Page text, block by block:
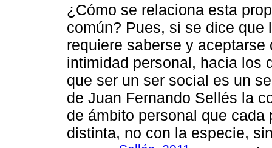
¿Cómo se relaciona esta
común? Pues, si se dice que
requiere saberse y
intimidad personal, hacia los
que ser un ser social es un
de Juan Fernando Sellés la
de ámbito personal que
distinta, no con la especie,